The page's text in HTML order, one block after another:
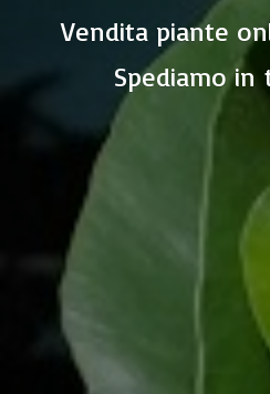
Vendita piante
Spediamo in